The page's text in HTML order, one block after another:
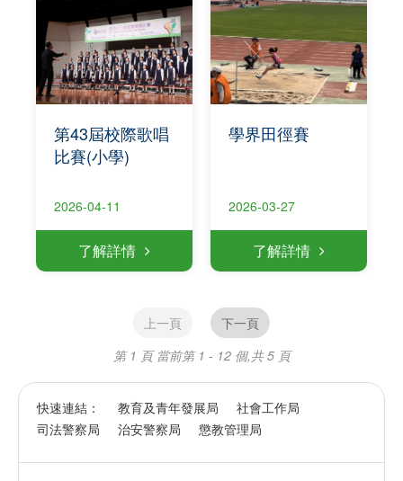
第43屆校際歌唱
比賽(小學)
2026-04-11
了解詳情
學界田徑賽
2026-03-27
了解詳情
上一頁
下一頁
第 1 頁 當前第 1 - 12 個,共 5 頁
快速連結： 教育及青年發展局
社會工作局
司法警察局
治安警察局 懲教管理局